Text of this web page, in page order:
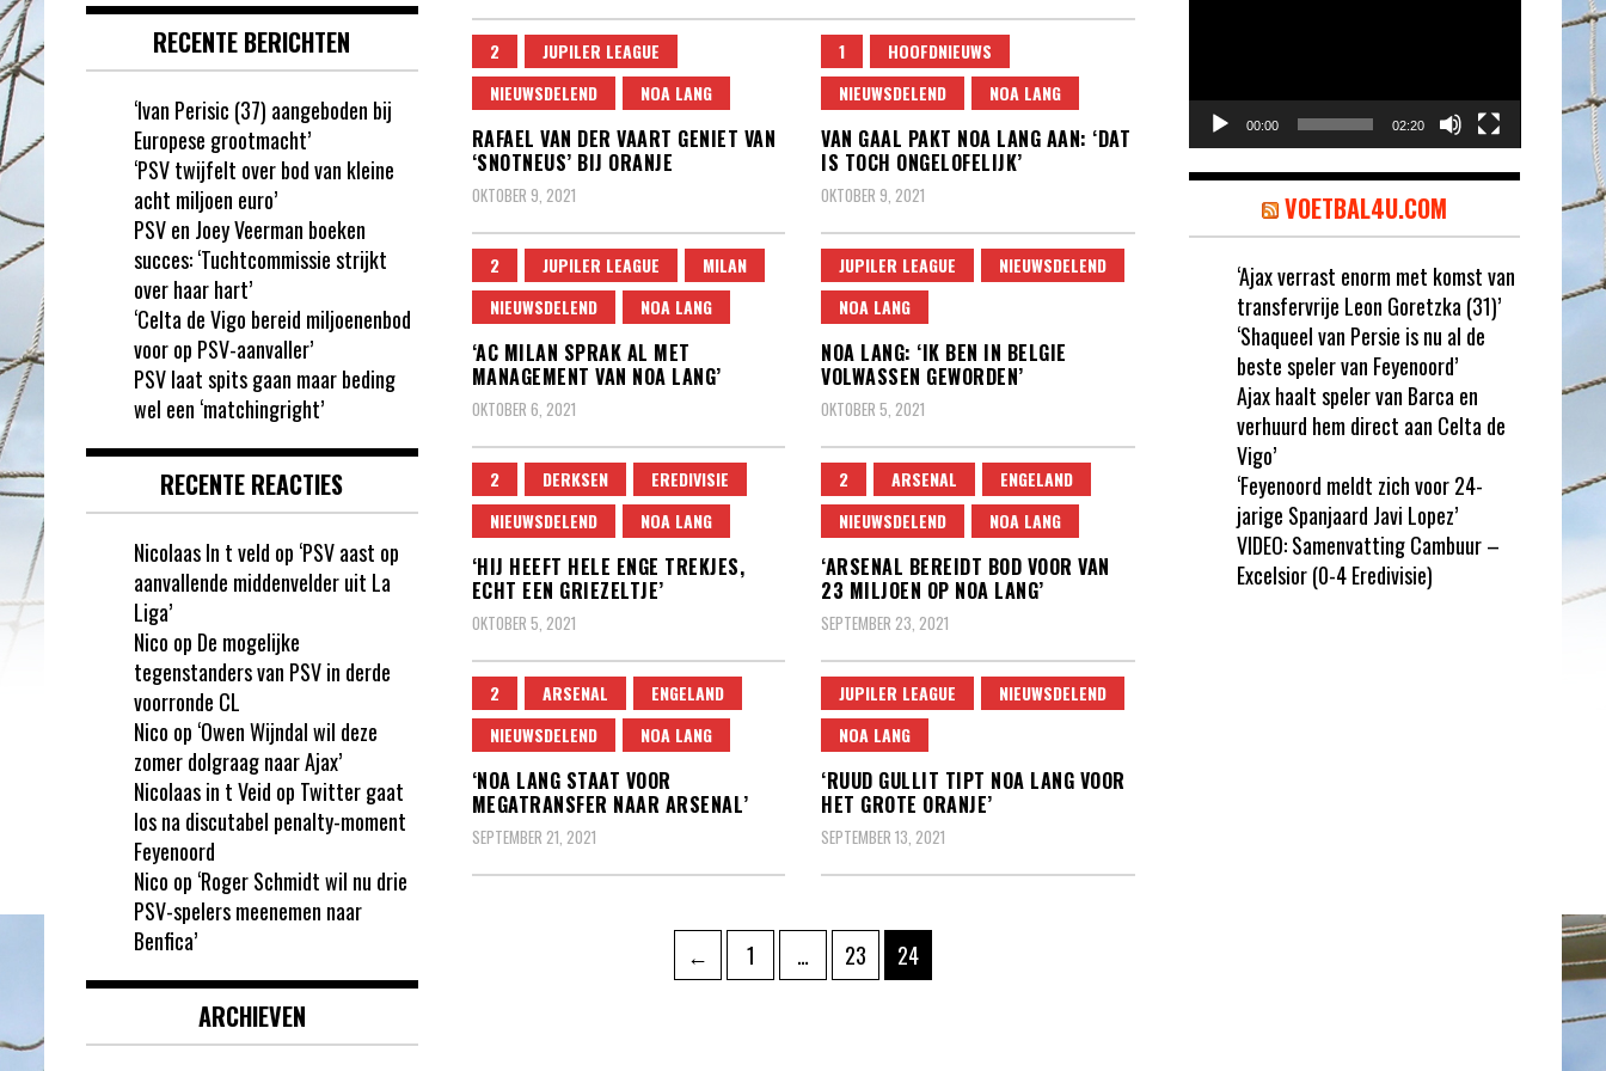
2
JUPILER LEAGUE
NIEUWSDELEND
NOA LANG
RAFAEL VAN DER VAART GENIET VAN
‘SNOTNEUS’ BIJ ORANJE
OKTOBER 9, 2021
1
HOOFDNIEUWS
NIEUWSDELEND
NOA LANG
VAN GAAL PAKT NOA LANG AAN: ‘DAT
IS TOCH ONGELOFELIJK’
OKTOBER 9, 2021
2 JUPILER LEAGUE
MILAN
NIEUWSDELEND
NOA LANG
‘AC MILAN SPRAK AL MET
MANAGEMENT VAN NOA LANG’
OKTOBER 6, 2021
JUPILER LEAGUE
NIEUWSDELEND
NOA LANG
NOA LANG: ‘IK BEN IN BELGIE
VOLWASSEN GEWORDEN’
OKTOBER 5, 2021
2 DERKSEN
EREDIVISIE
NIEUWSDELEND
NOA LANG
‘HIJ HEEFT HELE ENGE TREKJES,
ECHT EEN GRIEZELTJE’
OKTOBER 5, 2021
2 ARSENAL
ENGELAND
NIEUWSDELEND
NOA LANG
‘ARSENAL BEREIDT BOD VOOR VAN
23 MILJOEN OP NOA LANG’
SEPTEMBER 23, 2021
2 ARSENAL
ENGELAND
NIEUWSDELEND
NOA LANG
‘NOA LANG STAAT VOOR
MEGATRANSFER NAAR ARSENAL’
SEPTEMBER 21, 2021
JUPILER LEAGUE
NIEUWSDELEND
NOA LANG
‘RUUD GULLIT TIPT NOA LANG VOOR
HET GROTE ORANJE’
SEPTEMBER 13, 2021
← Pagina
1 … Pagina
23 Pagina
24
RECENTE BERICHTEN
‘Ivan Perisic (37) aangeboden bij
Europese grootmacht’
‘PSV twijfelt over bod van kleine
acht miljoen euro’
PSV en Joey Veerman boeken
succes: ‘Tuchtcommissie strijkt
over haar hart’
‘Celta de Vigo bereid miljoenenbod
voor op PSV-aanvaller’
PSV laat spits gaan maar beding
wel een ‘matchingright’
RECENTE REACTIES
Nicolaas In t veld op ‘PSV aast op
aanvallende middenvelder uit La
Liga’
Nico op De mogelijke
tegenstanders van PSV in derde
voorronde CL
Nico op ‘Owen Wijndal wil deze
zomer dolgraag naar Ajax’
Nicolaas in t Veid op Twitter gaat
los na discutabel penalty-moment
Feyenoord
Nico op ‘Roger Schmidt wil nu drie
PSV-spelers meenemen naar
Benfica’
ARCHIEVEN
00:00 02:20
VOETBAL4U.COM
‘Ajax verrast enorm met komst van
transfervrije Leon Goretzka (31)’
‘Shaqueel van Persie is nu al de
beste speler van Feyenoord’
Ajax haalt speler van Barca en
verhuurd hem direct aan Celta de
Vigo’
‘Feyenoord meldt zich voor 24-
jarige Spanjaard Javi Lopez’
VIDEO: Samenvatting Cambuur –
Excelsior (0-4 Eredivisie)